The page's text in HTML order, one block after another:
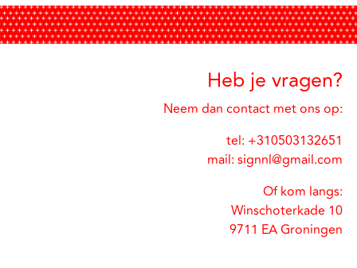
Heb je vragen?
Neem dan contact met ons op:
tel: +310503132651
mail: signnl@gmail.com
Of kom langs:
Winschoterkade 10
9711 EA Groningen